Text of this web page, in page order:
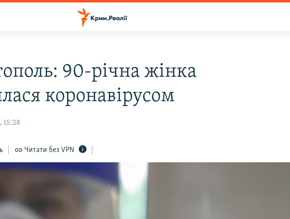
90-річна жінка
коронавірусом
15:28
Читати без VPN